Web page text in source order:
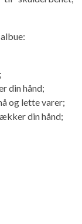
din hånd;
og lette varer;
din hånd;